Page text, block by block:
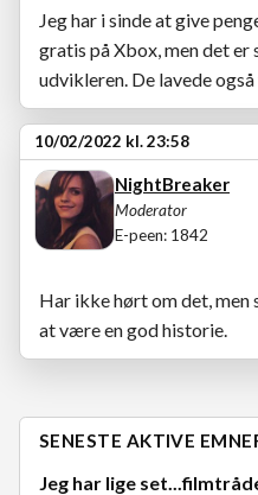
Jeg har i sinde at give
gratis på Xbox, men det
udvikleren. De lavede
10/02/2022 kl. 23:58
NightBreaker
Moderator
E-peen: 1842
Har ikke hørt om det,
at være en god historie.
SENESTE AKTIVE
Jeg har lige